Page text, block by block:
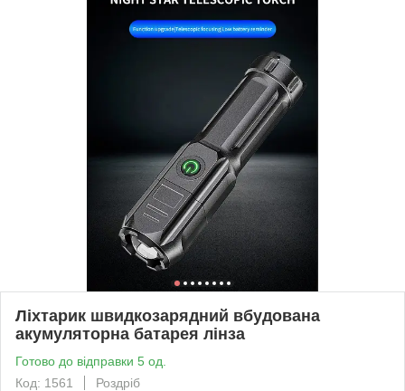
Ліхтарик швидкозарядний вбудована
акумуляторна батарея лінза
Готово до відправки 5 од.
Код: 1561
Роздріб